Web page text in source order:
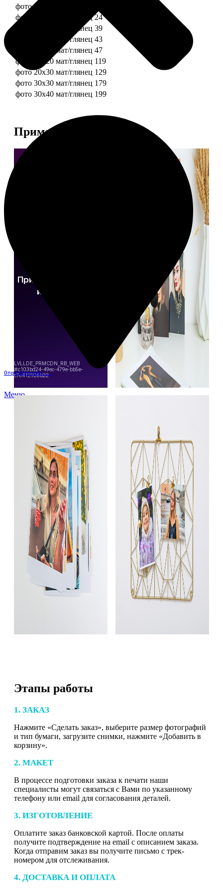
Определение...
Меню
фото 10х10 мат/глянец
фото 10х15 мат/глянец 24
фото 13х18 мат/глянец 39
фото 15х15 мат/глянец 43
фото 15х20 мат/глянец 47
фото 20х20 мат/глянец 119
фото 20х30 мат/глянец 129
фото 30х30 мат/глянец 179
фото 30х40 мат/глянец 199
Примеры работ
Этапы работы
1. ЗАКАЗ
Нажмите «Сделать заказ», выберите размер фотографий
и тип бумаги, загрузите снимки, нажмите «Добавить в
корзину».
2. МАКЕТ
В процессе подготовки заказа к печати наши
специалисты могут связаться с Вами по указанному
телефону или email для согласования деталей.
3. ИЗГОТОВЛЕНИЕ
Оплатите заказ банковской картой. После оплаты
получите подтверждение на email с описанием заказа.
Когда отправим заказ вы получите письмо с трек-
номером для отслеживания.
4. ДОСТАВКА И ОПЛАТА